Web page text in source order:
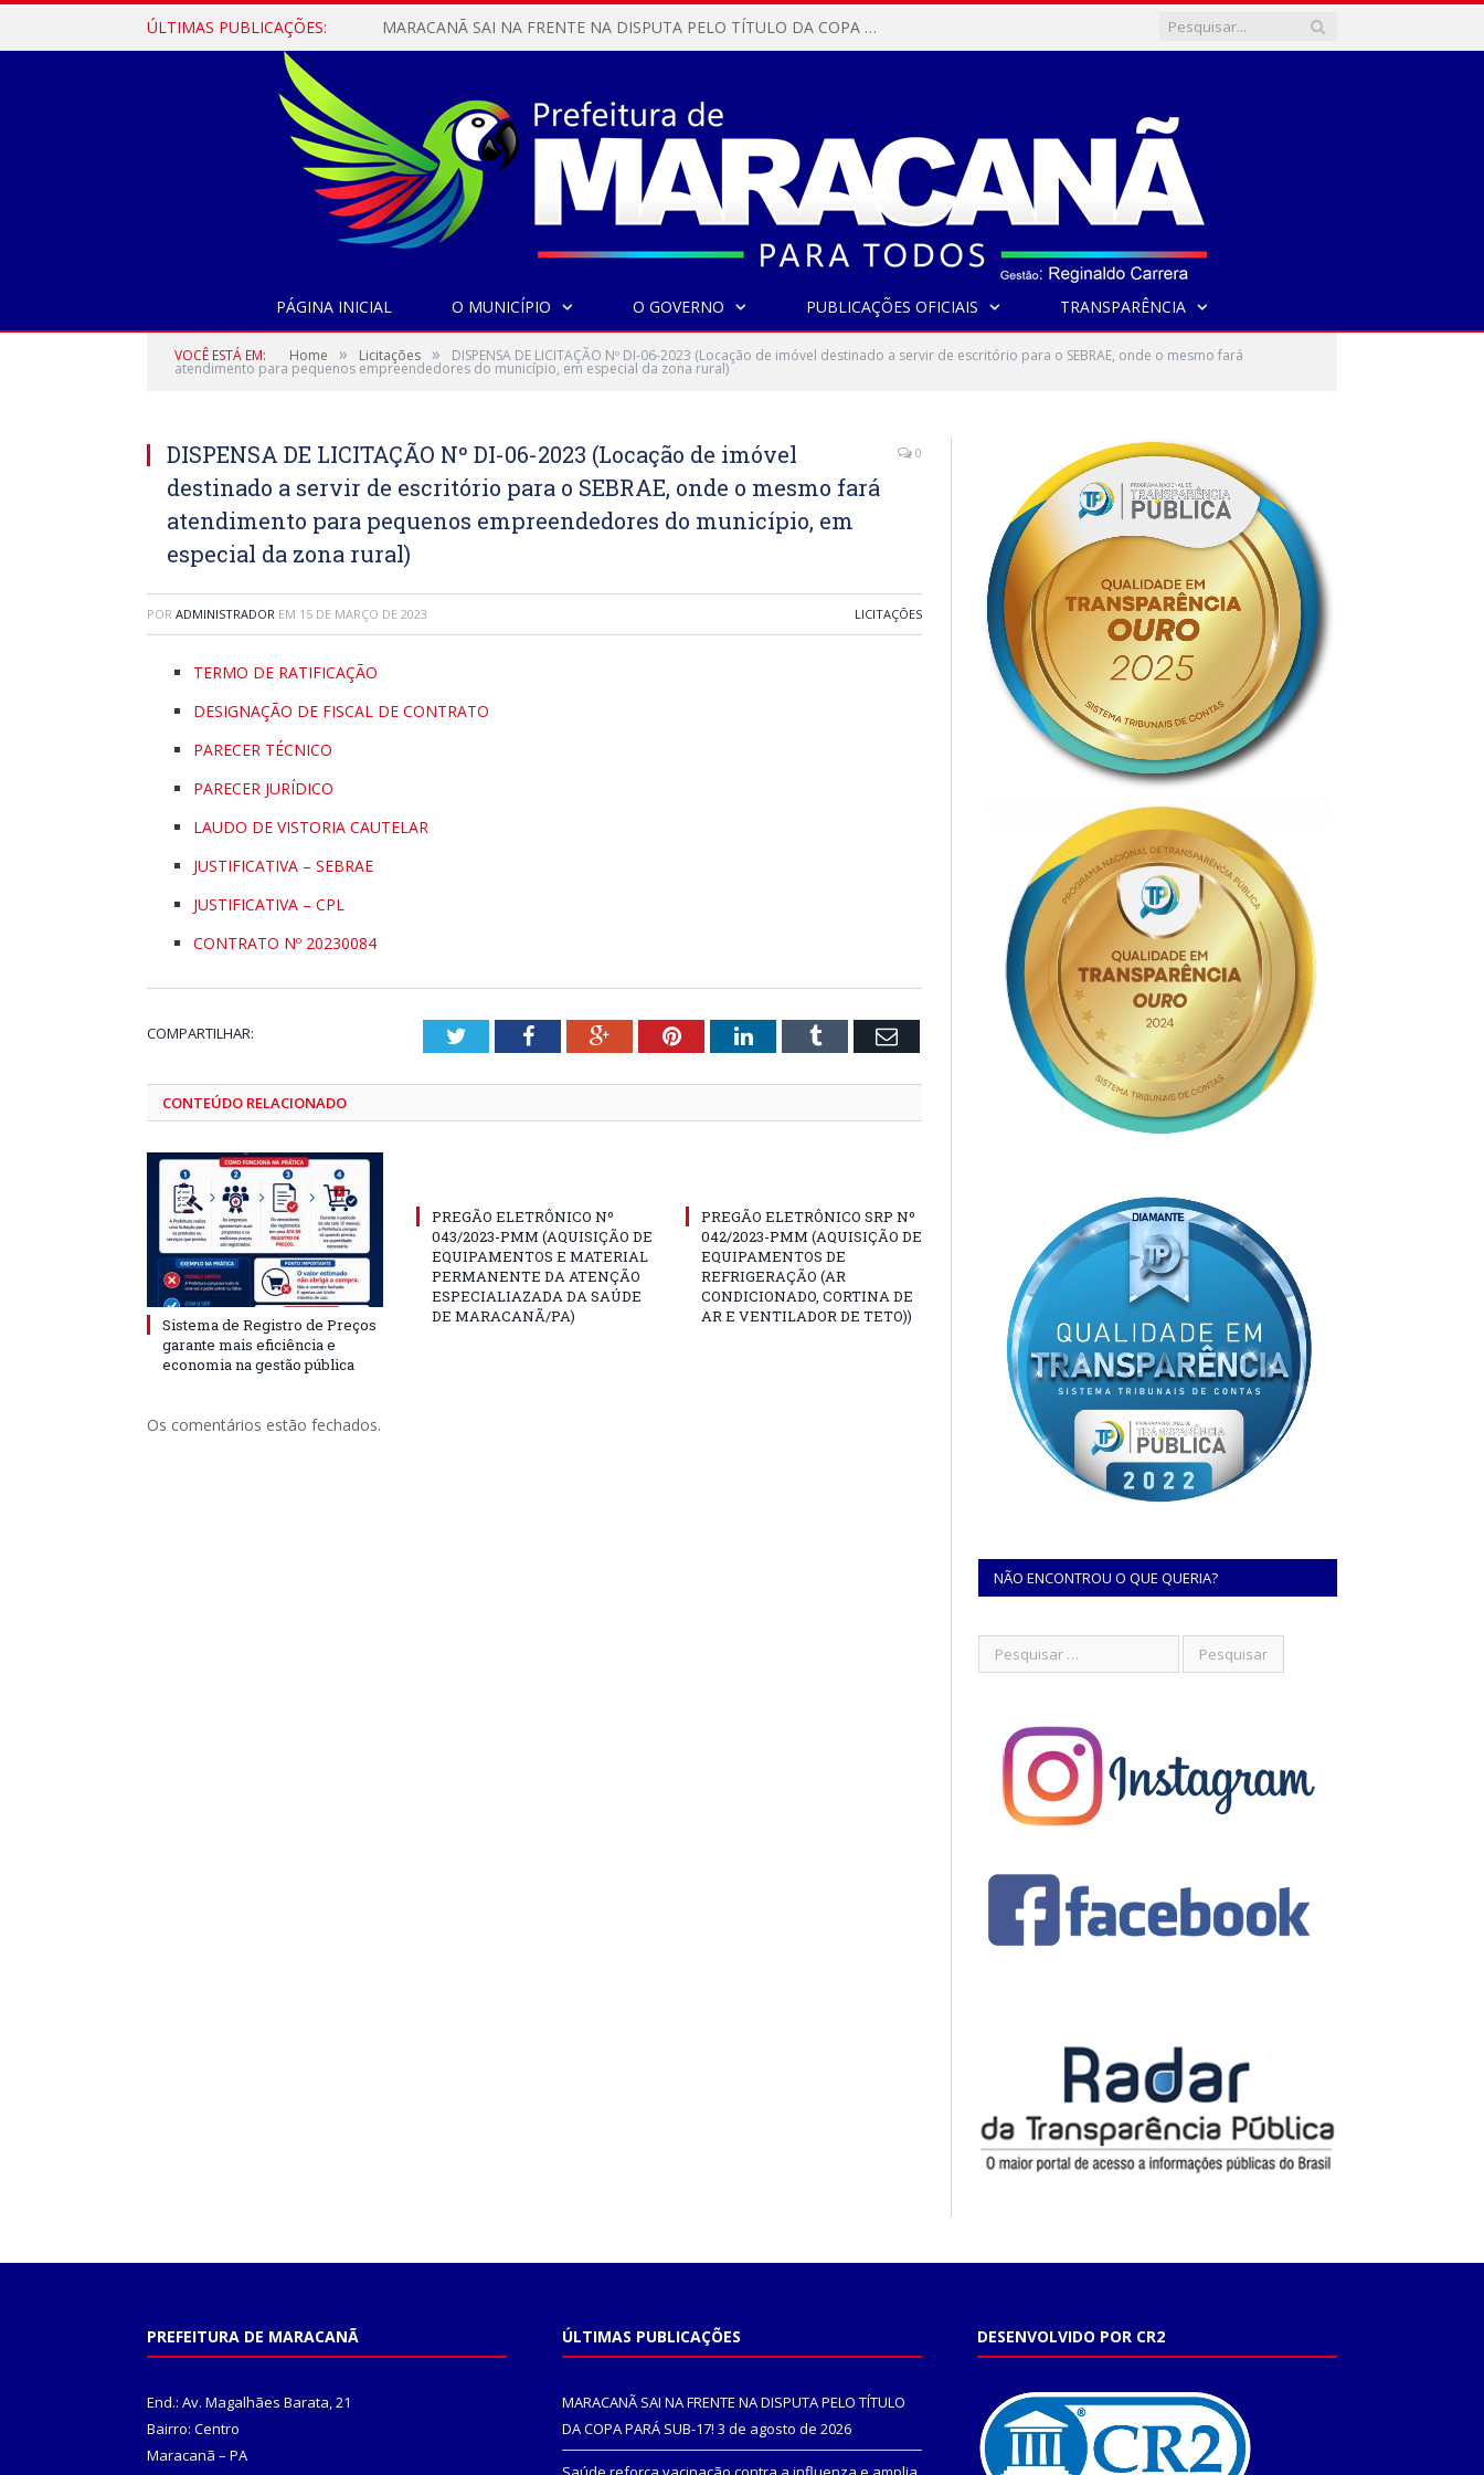
ÚLTIMAS PUBLICAÇÕES: MARACANÃ SAI NA FRENTE NA DISPUTA PELO TÍTULO DA COPA PARÁ SUB-17!
PÁGINA INICIAL O MUNICÍPIO O GOVERNO PUBLICAÇÕES OFICIAIS TRANSPARÊNCIA
VOCÊ ESTÁ EM: Home » Licitações » DISPENSA DE LICITAÇÃO Nº DI-06-2023 (Locação de imóvel destinado a servir de escritório para o SEBRAE, onde o mesmo fará
atendimento para pequenos empreendedores do município, em especial da zona rural)
DISPENSA DE LICITAÇÃO Nº DI-06-2023 (Locação de imóvel
destinado a servir de escritório para o SEBRAE, onde o mesmo fará
atendimento para pequenos empreendedores do município, em
especial da zona rural)
0
POR ADMINISTRADOR EM 15 DE MARÇO DE 2023 LICITAÇÕES
TERMO DE RATIFICAÇÃO
DESIGNAÇÃO DE FISCAL DE CONTRATO
PARECER TÉCNICO
PARECER JURÍDICO
LAUDO DE VISTORIA CAUTELAR
JUSTIFICATIVA – SEBRAE
JUSTIFICATIVA – CPL
CONTRATO Nº 20230084
COMPARTILHAR: TwitterFacebookGoogle+PinterestLinkedInTumblr Email
CONTEÚDO RELACIONADO
Sistema de Registro de Preços
garante mais eficiência e
economia na gestão pública
PREGÃO ELETRÔNICO Nº
043/2023-PMM (AQUISIÇÃO DE
EQUIPAMENTOS E MATERIAL
PERMANENTE DA ATENÇÃO
ESPECIALIAZADA DA SAÚDE
DE MARACANÃ/PA)
PREGÃO ELETRÔNICO SRP Nº
042/2023-PMM (AQUISIÇÃO DE
EQUIPAMENTOS DE
REFRIGERAÇÃO (AR
CONDICIONADO, CORTINA DE
AR E VENTILADOR DE TETO))
Os comentários estão fechados.
NÃO ENCONTROU O QUE QUERIA?
PREFEITURA DE MARACANÃ
End.: Av. Magalhães Barata, 21
Bairro: Centro
Maracanã – PA
ÚLTIMAS PUBLICAÇÕES
MARACANÃ SAI NA FRENTE NA DISPUTA PELO TÍTULO
DA COPA PARÁ SUB-17! 3 de agosto de 2026
DESENVOLVIDO POR CR2